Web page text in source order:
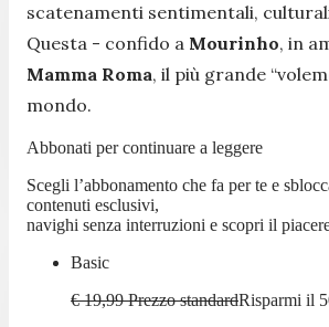
scatenamenti sentimentali,
Questa - confido a Mourinho, in
Mamma Roma, il più grande
mondo.
Abbonati per continuare a leggere
Scegli l’abbonamento che fa per te e
contenuti esclusivi,
navighi senza interruzioni e scopri il
Basic
€ 19,99 Prezzo standardRisparmi il